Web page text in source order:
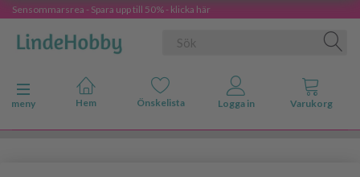
Sensommarsrea - Spara upp till 50% - klicka här
Ändra navigering
meny